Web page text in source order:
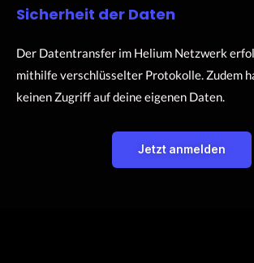
Sicherheit der Daten
Der Datentransfer im Helium Netzwerk
mithilfe verschlüsselter Protokolle. Zudem
keinen Zugriff auf deine eigenen Daten.
Jetzt anmelden